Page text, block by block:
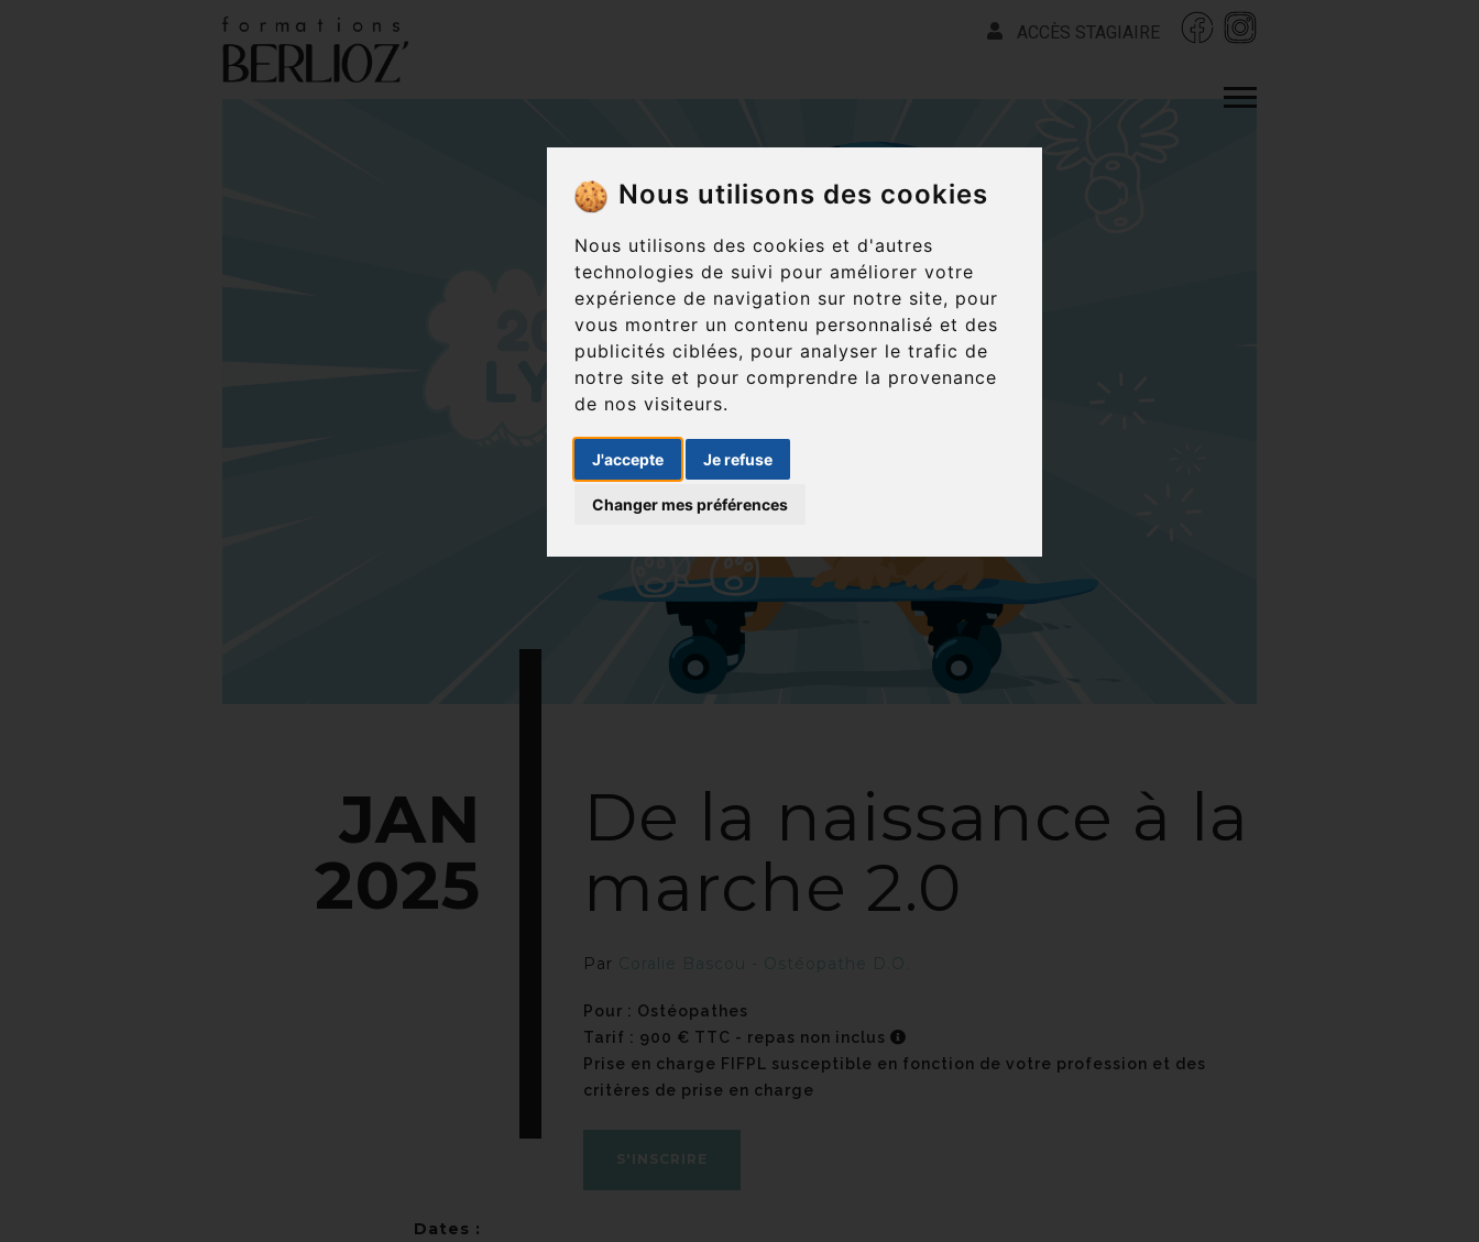
Nous utilisons des cookies
Nous utilisons des cookies et d'autres
technologies de suivi pour améliorer votre
expérience de navigation sur notre site, pour
vous montrer un contenu personnalisé et des
publicités ciblées, pour analyser le trafic de
notre site et pour comprendre la provenance
de nos visiteurs.
J'accepte Je refuse
Changer mes préférences
ACCÈS STAGIAIRE
JAN
2025
Dates :
De la naissance à la
marche 2.0
Par Coralie Bascou - Ostéopathe D.O.
Pour : Ostéopathes
Tarif : 900 € TTC - repas non inclus
Prise en charge FIFPL susceptible en fonction de votre profession et des
critères de prise en charge
S'INSCRIRE